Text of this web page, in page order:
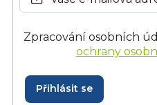
Zpracování osobních
ochrany
Přihlásit se